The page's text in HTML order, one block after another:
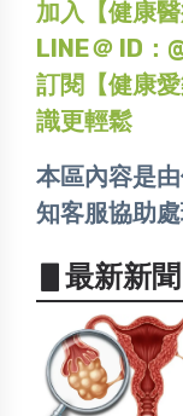
加入【健康
LINE＠ ID
訂閱【健康
識更輕鬆
本區內容是
知客服協助處
▋最新新聞